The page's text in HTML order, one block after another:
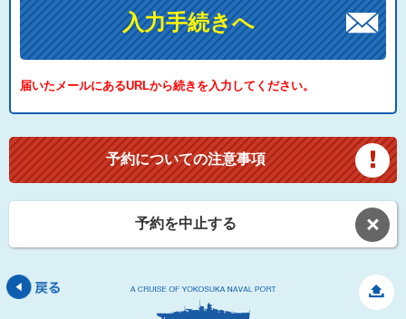
入力手続きへ
届いたメールにあるURLから続きを入力してください。
予約についての注意事項
予約を中止する